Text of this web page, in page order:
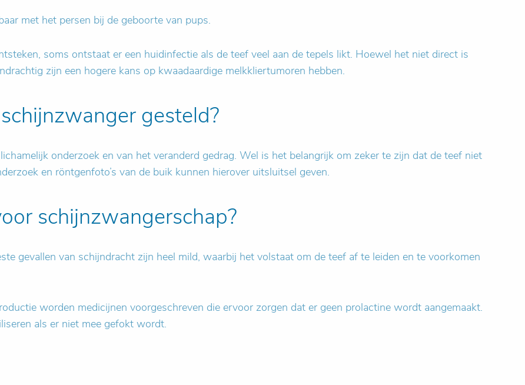
met het persen bij de geboorte van pups.
soms ontstaat er een huidinfectie als de teef veel aan de tepels likt. Hoewel het niet direct is
zijn een hogere kans op kwaadaardige melkkliertumoren hebben.
gesteld?
onderzoek en van het veranderd gedrag. Wel is het belangrijk om zeker te zijn dat de teef niet
en röntgenfoto’s van de buik kunnen hierover uitsluitsel geven.
schijnzwangerschap?
gevallen van schijndracht zijn heel mild, waarbij het volstaat om de teef af te leiden en te voorkomen
worden medicijnen voorgeschreven die ervoor zorgen dat er geen prolactine wordt aangemaakt.
als er niet mee gefokt wordt.